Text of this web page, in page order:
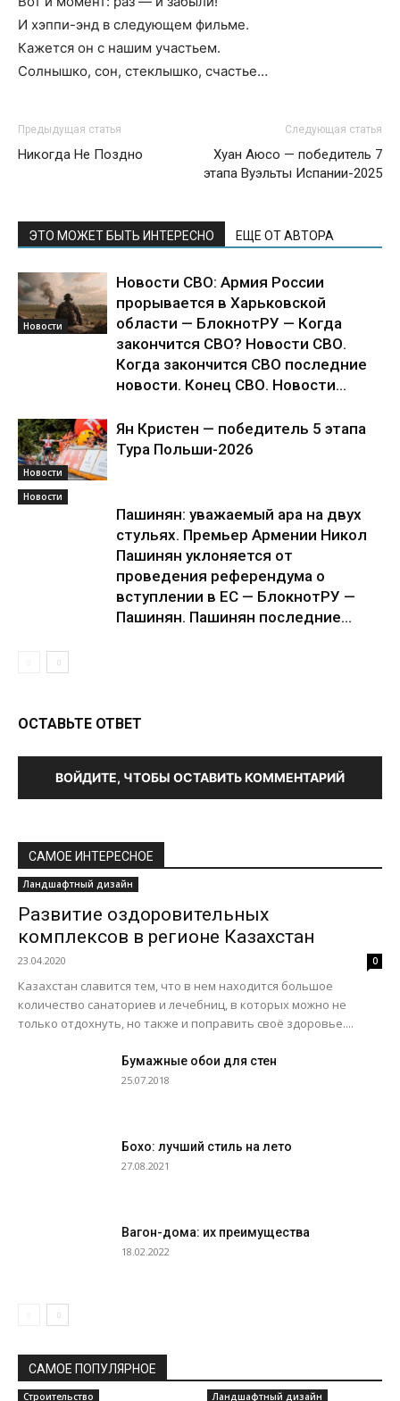
И хэппи-энд в следующем фильме.
Кажется он с нашим участьем.
Солнышко, сон, стеклышко, счастье…
Предыдущая статья
Никогда Не Поздно
Следующая статья
Хуан Аюсо — победитель 7
этапа Вуэльты Испании-2025
ЭТО МОЖЕТ БЫТЬ ИНТЕРЕСНО ЕЩЕ ОТ АВТОРА
Новости
Новости СВО: Армия России
прорывается в Харьковской
области — БлокнотРУ — Когда
закончится СВО? Новости СВО.
Когда закончится СВО последние
новости. Конец СВО. Новости...
Новости
Ян Кристен — победитель 5 этапа
Тура Польши-2026
Новости
Пашинян: уважаемый ара на двух
стульях. Премьер Армении Никол
Пашинян уклоняется от
проведения референдума о
вступлении в ЕС — БлокнотРУ —
Пашинян. Пашинян последние...
ОСТАВЬТЕ ОТВЕТ
ВОЙДИТЕ, ЧТОБЫ ОСТАВИТЬ КОММЕНТАРИЙ
САМОЕ ИНТЕРЕСНОЕ
Ландшафтный дизайн
Развитие оздоровительных
комплексов в регионе Казахстан
23.04.2020 0
Казахстан славится тем, что в нем находится большое
количество санаториев и лечебниц, в которых можно не
только отдохнуть, но также и поправить своё здоровье....
Бумажные обои для стен
25.07.2018
Бохо: лучший стиль на лето
27.08.2021
Вагон-дома: их преимущества
18.02.2022
САМОЕ ПОПУЛЯРНОЕ
Строительство Ландшафтный дизайн